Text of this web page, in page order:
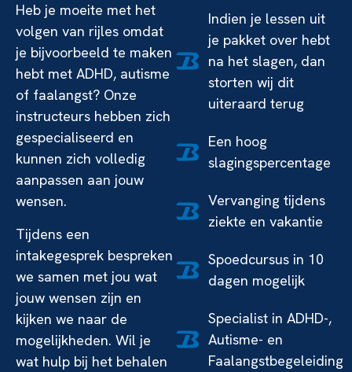
Heb je moeite met het
volgen van rijles omdat
je bijvoorbeeld te maken
hebt met ADHD, autisme
of faalangst? Onze
instructeurs hebben zich
gespecialiseerd en
kunnen zich volledig
aanpassen aan jouw
wensen.
Tijdens een
intakegesprek bespreken
we samen met jou wat
jouw wensen zijn en
kijken we naar de
mogelijkheden. Wil je
wat hulp bij het behalen
Indien je lessen uit
je pakket over hebt
na het slagen, dan
storten wij dit
uiteraard terug
Een hoog
slagingspercentage
Vervanging tijdens
ziekte en vakantie
Spoedcursus in 10
dagen mogelijk
Specialist in ADHD-,
Autisme- en
Faalangstbegeleiding